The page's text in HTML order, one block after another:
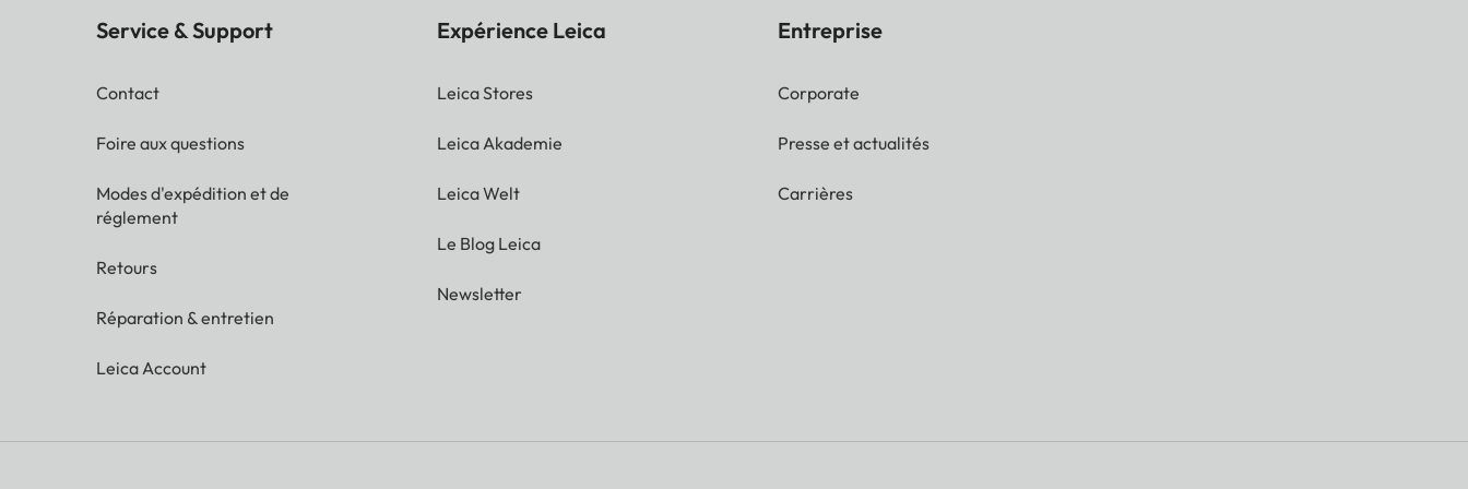
Service & Support
Contact
Foire aux questions
Modes d'expédition et de
réglement
Retours
Réparation & entretien
Leica Account
Expérience Leica
Leica Stores
Leica Akademie
Leica Welt
Le Blog Leica
Newsletter
Entreprise
Corporate
Presse et actualités
Carrières